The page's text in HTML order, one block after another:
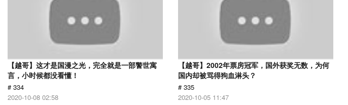
【越哥】这才是国漫之光，完全就是一部警世寓
言，小时候都没看懂！
# 334
2020-10-08 02:58
【越哥】2002年票房冠军，国外获奖无数，为何
国内却被骂得狗血淋头？
# 335
2020-10-05 11:47